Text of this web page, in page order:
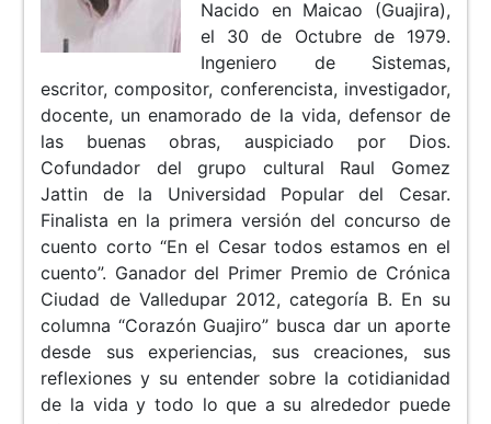
Nacido en Maicao (Guajira),
el 30 de Octubre de 1979.
Ingeniero de Sistemas,
escritor, compositor, conferencista, investigador,
docente, un enamorado de la vida, defensor de
las buenas obras, auspiciado por Dios.
Cofundador del grupo cultural Raul Gomez
Jattin de la Universidad Popular del Cesar.
Finalista en la primera versión del concurso de
cuento corto “En el Cesar todos estamos en el
cuento”. Ganador del Primer Premio de Crónica
Ciudad de Valledupar 2012, categoría B. En su
columna “Corazón Guajiro” busca dar un aporte
desde sus experiencias, sus creaciones, sus
reflexiones y su entender sobre la cotidianidad
de la vida y todo lo que a su alrededor puede